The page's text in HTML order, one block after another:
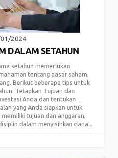
2024
DALAM SETAHUN
setahun memerlukan
tentang pasar saham,
Berikut beberapa tips untuk
Tetapkan Tujuan dan
Anda dan tentukan
yang Anda siapkan untuk
tujuan dan anggaran,
dalam menyisihkan dana...